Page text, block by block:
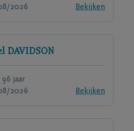
2026
Bekijken
DAVIDSON
96 jaar
2026
Bekijken